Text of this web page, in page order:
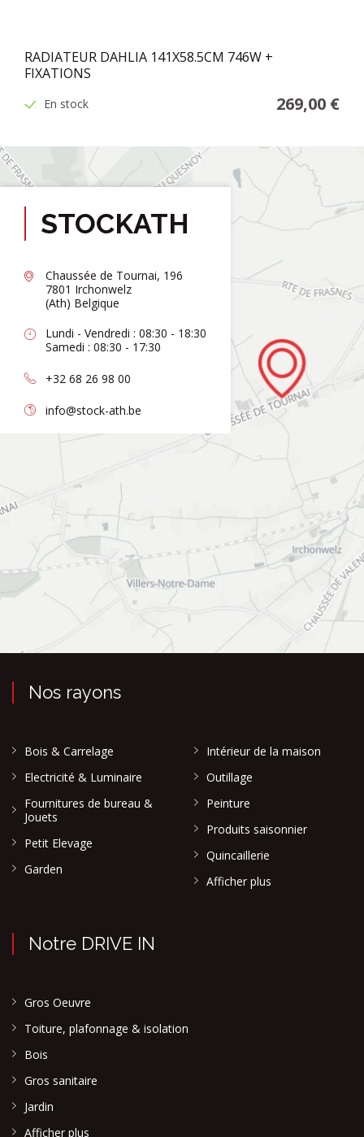
RADIATEUR DAHLIA 141X58.5CM 746W +
FIXATIONS
En stock 269,00 €
STOCKATH
Chaussée de Tournai, 196
7801 Irchonwelz
(Ath) Belgique
Lundi - Vendredi : 08:30 - 18:30
Samedi : 08:30 - 17:30
+32 68 26 98 00
info@stock-ath.be
Nos rayons
Bois & Carrelage
Electricité & Luminaire
Fournitures de bureau &
Jouets
Petit Elevage
Garden
Intérieur de la maison
Outillage
Peinture
Produits saisonnier
Quincaillerie
Afficher plus
Notre DRIVE IN
Gros Oeuvre
Toiture, plafonnage & isolation
Bois
Gros sanitaire
Jardin
Afficher plus